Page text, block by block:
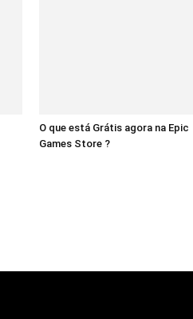
O que está Grátis agora na Epic
Games Store ?